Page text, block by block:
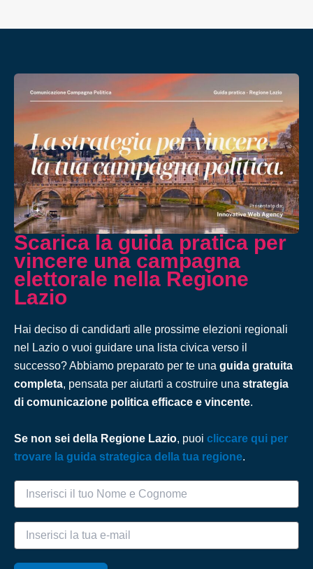
Scarica la guida pratica per
vincere una campagna
elettorale nella Regione
Lazio
Hai deciso di candidarti alle prossime elezioni regionali
nel Lazio o vuoi guidare una lista civica verso il
successo? Abbiamo preparato per te una guida gratuita
completa, pensata per aiutarti a costruire una strategia
di comunicazione politica efficace e vincente.
Se non sei della Regione Lazio, puoi cliccare qui per
trovare la guida strategica della tua regione.